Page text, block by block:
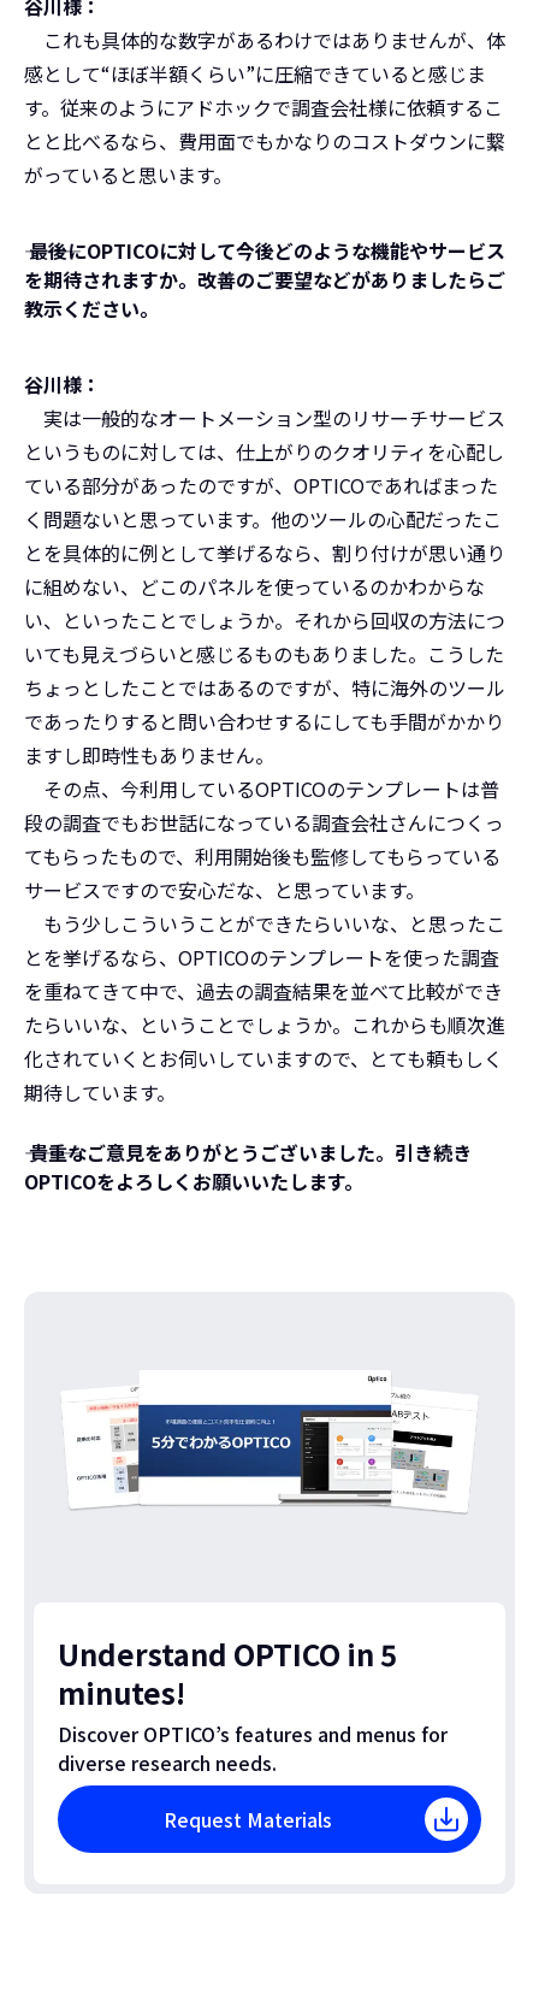
谷川様：
これも具体的な数字があるわけではありませんが、体
感として“ほぼ半額くらい”に圧縮できていると感じま
す。従来のようにアドホックで調査会社様に依頼するこ
とと比べるなら、費用面でもかなりのコストダウンに繋
がっていると思います。
――― 最後にOPTICOに対して今後どのような機能やサービス
を期待されますか。改善のご要望などがありましたらご
教示ください。
谷川様：
実は一般的なオートメーション型のリサーチサービス
というものに対しては、仕上がりのクオリティを心配し
ている部分があったのですが、OPTICOであればまった
く問題ないと思っています。他のツールの心配だったこ
とを具体的に例として挙げるなら、割り付けが思い通り
に組めない、どこのパネルを使っているのかわからな
い、といったことでしょうか。それから回収の方法につ
いても見えづらいと感じるものもありました。こうした
ちょっとしたことではあるのですが、特に海外のツール
であったりすると問い合わせするにしても手間がかかり
ますし即時性もありません。
その点、今利用しているOPTICOのテンプレートは普
段の調査でもお世話になっている調査会社さんにつくっ
てもらったもので、利用開始後も監修してもらっている
サービスですので安心だな、と思っています。
もう少しこういうことができたらいいな、と思ったこ
とを挙げるなら、OPTICOのテンプレートを使った調査
を重ねてきて中で、過去の調査結果を並べて比較ができ
たらいいな、ということでしょうか。これからも順次進
化されていくとお伺いしていますので、とても頼もしく
期待しています。
――― 貴重なご意見をありがとうございました。引き続き
OPTICOをよろしくお願いいたします。
Understand OPTICO in 5
minutes!
Discover OPTICO’s features and menus for
diverse research needs.
Request Materials